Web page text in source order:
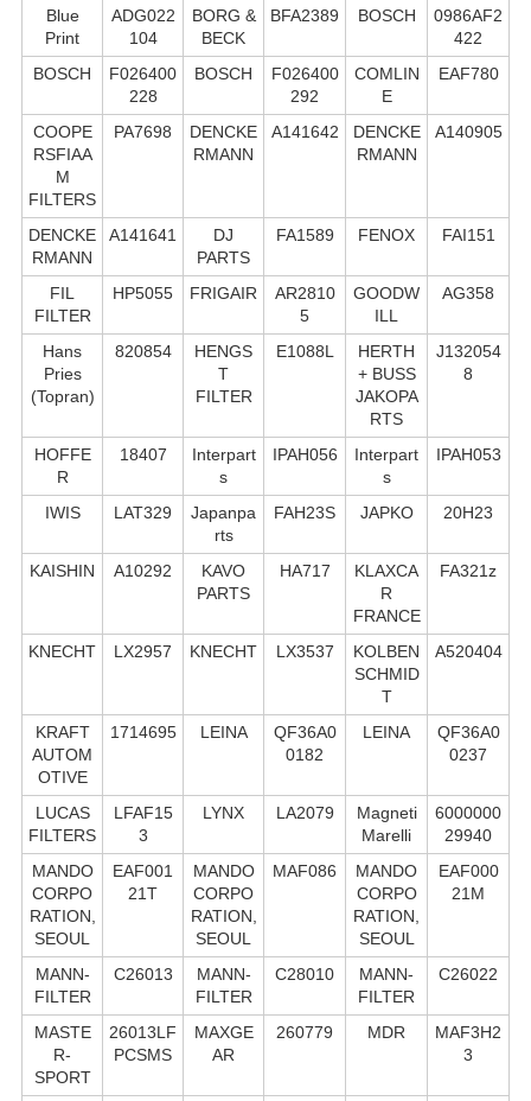
Blue
Print
ADG022
104
BORG &
BECK
BFA2389 BOSCH
0986AF2
422
BOSCH
F026400
228
BOSCH
F026400
292
COMLIN
E
EAF780
COOPE
RSFIAA
M
FILTERS
PA7698
DENCKE
RMANN
A141642
DENCKE
RMANN
A140905
DENCKE
RMANN
A141641
DJ
PARTS
FA1589 FENOX FAI151
FIL
FILTER
HP5055 FRIGAIR
AR2810
5
GOODW
ILL
AG358
Hans
Pries
(Topran)
820854
HENGS
T
FILTER
E1088L
HERTH
+ BUSS
JAKOPA
RTS
J132054
8
HOFFE
R
18407
Interpart
s
IPAH056
Interpart
s
IPAH053
IWIS LAT329
Japanpa
rts
FAH23S JAPKO 20H23
KAISHIN A10292
KAVO
PARTS
HA717
KLAXCA
R
FRANCE
FA321z
KNECHT LX2957 KNECHT LX3537
KOLBEN
SCHMID
T
A520404
KRAFT
AUTOM
OTIVE
1714695 LEINA
QF36A0
0182
LEINA
QF36A0
0237
LUCAS
FILTERS
LFAF15
3
LYNX LA2079
Magneti
Marelli
6000000
29940
MANDO
CORPO
RATION,
SEOUL
EAF001
21T
MANDO
CORPO
RATION,
SEOUL
MAF086
MANDO
CORPO
RATION,
SEOUL
EAF000
21M
MANN-
FILTER
C26013
MANN-
FILTER
C28010
MANN-
FILTER
C26022
MASTE
R-
SPORT
26013LF
PCSMS
MAXGE
AR
260779 MDR
MAF3H2
3